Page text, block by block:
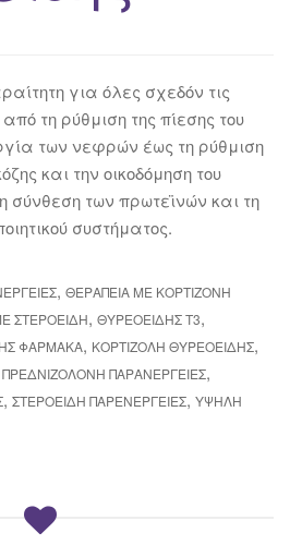
για όλες σχεδόν τις
τη ρύθμιση της πίεσης του
των νεφρών έως τη ρύθμιση
και την οικοδόμηση του
σύνθεση των πρωτεϊνών και τη
συστήματος.
, ΘΕΡΑΠΕΊΑ ΜΕ ΚΟΡΤΙΖΌΝΗ
ΣΤΕΡΟΕΙΔΉ, ΘΥΡΕΟΕΙΔΉΣ Τ3,
ΦΆΡΜΑΚΑ, ΚΟΡΤΙΖΌΛΗ ΘΥΡΕΟΕΙΔΉΣ,
ΠΡΕΔΝΙΖΟΛΌΝΗ ΠΑΡΑΝΈΡΓΕΙΕΣ,
, ΣΤΕΡΟΕΙΔΉ ΠΑΡΕΝΈΡΓΕΙΕΣ, ΥΨΗΛΉ